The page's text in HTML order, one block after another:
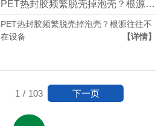
PET热封胶频繁脱壳掉泡壳？根源往往不在设备
PET热封胶频繁脱壳掉泡壳？根源往往不
在设备
【详情】
1 / 103 下一页